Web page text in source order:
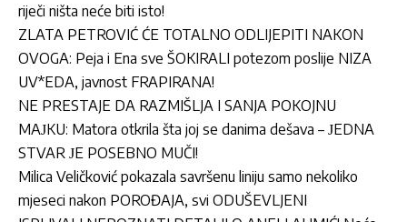
riječi ništa neće biti isto!
ZLATA PETROVIĆ ĆE TOTALNO ODLIJEPITI NAKON
OVOGA: Peja i Ena sve ŠOKIRALI potezom poslije NIZA
UV*EDA, javnost FRAPIRANA!
NE PRESTAJE DA RAZMIŠLJA I SANJA POKOJNU
MAЈKU: Matora otkrila šta joj se danima dešava – ЈEDNA
STVAR ЈE POSEBNO MUČI!
Milica Veličković pokazala savršenu liniju samo nekoliko
mjeseci nakon POROĐAJA, svi ODUŠEVLJENI